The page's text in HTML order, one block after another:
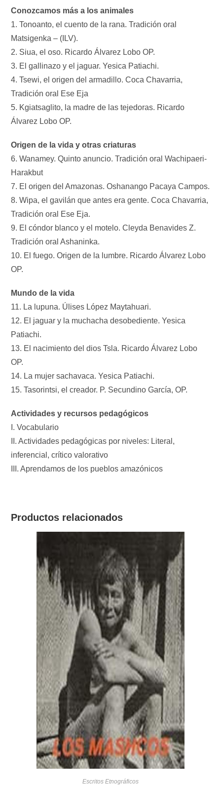
Conozcamos más a los animales
1. Tonoanto, el cuento de la rana. Tradición oral
Matsigenka – (ILV).
2. Siua, el oso. Ricardo Álvarez Lobo OP.
3. El gallinazo y el jaguar. Yesica Patiachi.
4. Tsewi, el origen del armadillo. Coca Chavarria,
Tradición oral Ese Eja
5. Kgiatsaglito, la madre de las tejedoras. Ricardo
Álvarez Lobo OP.
Origen de la vida y otras criaturas
6. Wanamey. Quinto anuncio. Tradición oral Wachipaeri-
Harakbut
7. El origen del Amazonas. Oshanango Pacaya Campos.
8. Wipa, el gavilán que antes era gente. Coca Chavarria,
Tradición oral Ese Eja.
9. El cóndor blanco y el motelo. Cleyda Benavides Z.
Tradición oral Ashaninka.
10. El fuego. Origen de la lumbre. Ricardo Álvarez Lobo
OP.
Mundo de la vida
11. La lupuna. Úlises López Maytahuari.
12. El jaguar y la muchacha desobediente. Yesica
Patiachi.
13. El nacimiento del dios Tsla. Ricardo Álvarez Lobo
OP.
14. La mujer sachavaca. Yesica Patiachi.
15. Tasorintsi, el creador. P. Secundino García, OP.
Actividades y recursos pedagógicos
I. Vocabulario
II. Actividades pedagógicas por niveles: Literal,
inferencial, crítico valorativo
III. Aprendamos de los pueblos amazónicos
Productos relacionados
Escritos Etnográficos